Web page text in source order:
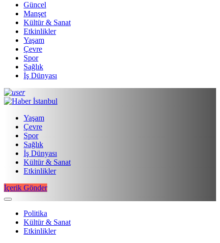
Güncel
Manşet
Kültür & Sanat
Etkinlikler
Yaşam
Çevre
Spor
Sağlık
İş Dünyası
Yaşam
Çevre
Spor
Sağlık
İş Dünyası
Kültür & Sanat
Etkinlikler
İçerik Gönder
Politika
Kültür & Sanat
Etkinlikler